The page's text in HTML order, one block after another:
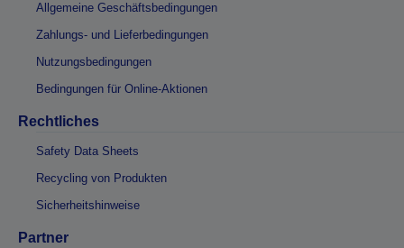
Allgemeine Geschäftsbedingungen
Zahlungs- und Lieferbedingungen
Nutzungsbedingungen
Bedingungen für Online-Aktionen
Rechtliches
Safety Data Sheets
Recycling von Produkten
Sicherheitshinweise
Partner